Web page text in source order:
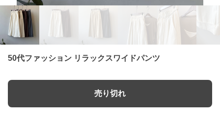
50代ファッション リラックスワイドパンツ
売り切れ